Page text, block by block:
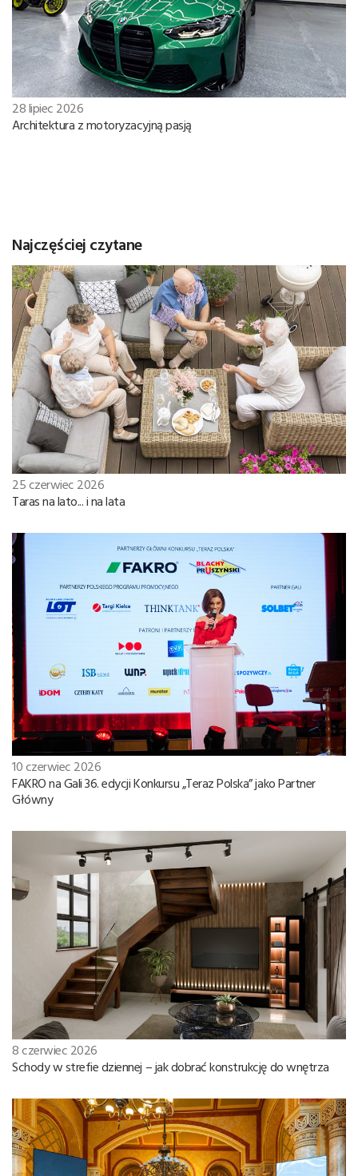
28 lipiec 2026
Architektura z motoryzacyjną pasją
Najczęściej czytane
25 czerwiec 2026
Taras na lato... i na lata
10 czerwiec 2026
FAKRO na Gali 36. edycji Konkursu „Teraz Polska” jako Partner
Główny
8 czerwiec 2026
Schody w strefie dziennej – jak dobrać konstrukcję do wnętrza